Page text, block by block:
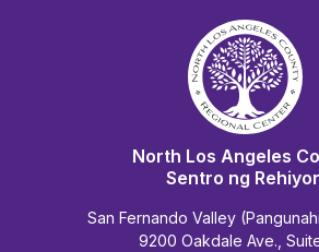
North Los Angeles
Sentro ng
San Fernando Valley
9200 Oakdale Ave.,